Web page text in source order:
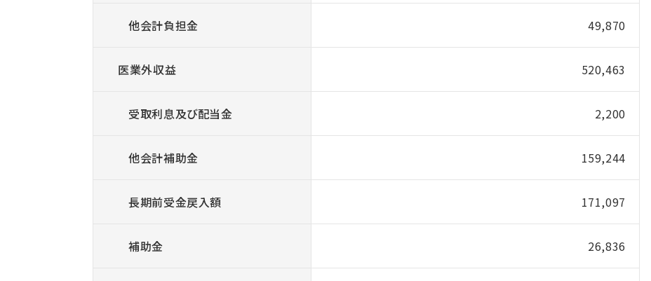
他会計負担金 49,870
医業外収益 520,463
受取利息及び配当金 2,200
他会計補助金 159,244
長期前受金戻入額 171,097
補助金 26,836